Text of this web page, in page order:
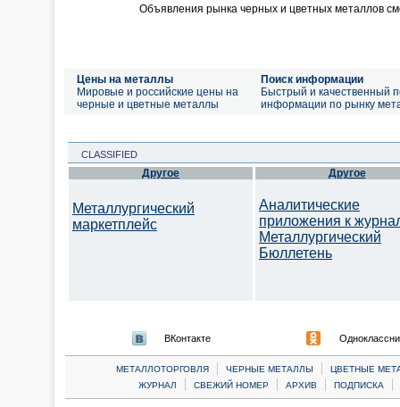
Объявления рынка черных и цветных металлов
Цены на металлы
Мировые и российские цены на
черные и цветные металлы
Поиск информации
Быстрый и качественный
информации по рынку
CLASSIFIED
Другое
Металлургический
маркетплейс
Другое
Аналитические
приложения к
Металлургический
Бюллетень
ВКонтакте
МЕТАЛЛОТОРГОВЛЯ | ЧЕРНЫЕ МЕТАЛЛЫ |
ЦВЕТНЫЕ
ЖУРНАЛ
| СВЕЖИЙ НОМЕР | АРХИВ | ПОДПИСКА |